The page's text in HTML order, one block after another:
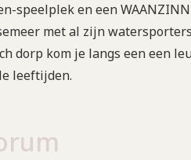
speelplek en een
met al zijn
dorp kom je langs een een
leeftijden.